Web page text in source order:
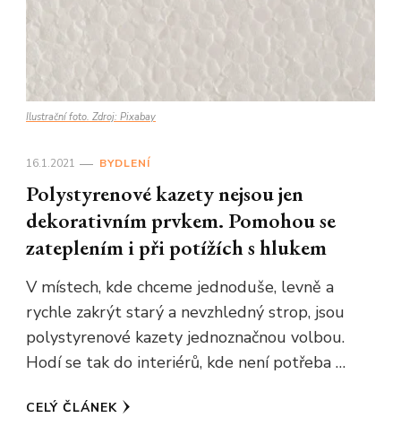
Ilustrační foto. Zdroj: Pixabay
16.1.2021 BYDLENÍ
Polystyrenové kazety nejsou jen
dekorativním prvkem. Pomohou se
zateplením i při potížích s hlukem
V místech, kde chceme jednoduše, levně a
rychle zakrýt starý a nevzhledný strop, jsou
polystyrenové kazety jednoznačnou volbou.
Hodí se tak do interiérů, kde není potřeba …
CELÝ ČLÁNEK